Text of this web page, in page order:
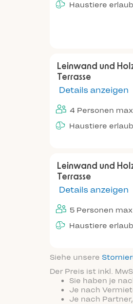
Haustiere
Leinwand und
Terrasse
Details anzeigen
4 Personen max
Haustiere
Leinwand und
Terrasse
Details anzeigen
5 Personen max
Haustiere
Siehe unsere
Der Preis ist inkl.
Sie haben je
Je nach
Je nach